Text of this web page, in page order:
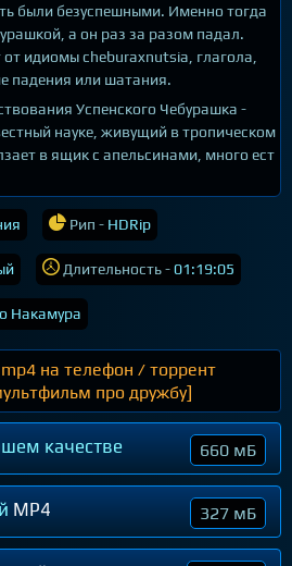
были безуспешными. Именно тогда
а он раз за разом падал.
идиомы cheburaxnutsia, глагола,
падения или шатания.
Успенского Чебурашка -
науке, живущий в тропическом
в ящик с апельсинами, много ест
Рип - HDRip
Длительность -01:19:05
Накамура
на телефон / торрент
про дружбу]
качестве 660 мБ
MP4 327 мБ